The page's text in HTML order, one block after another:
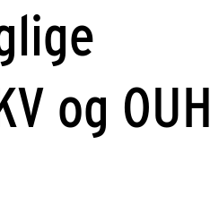
og OUH